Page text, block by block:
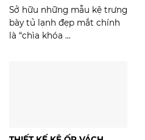
Sở hữu những mẫu kệ trưng
bày tủ lạnh đẹp mắt chính
là “chìa khóa ...